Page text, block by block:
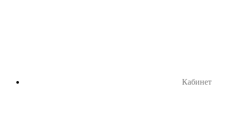
Кабинет